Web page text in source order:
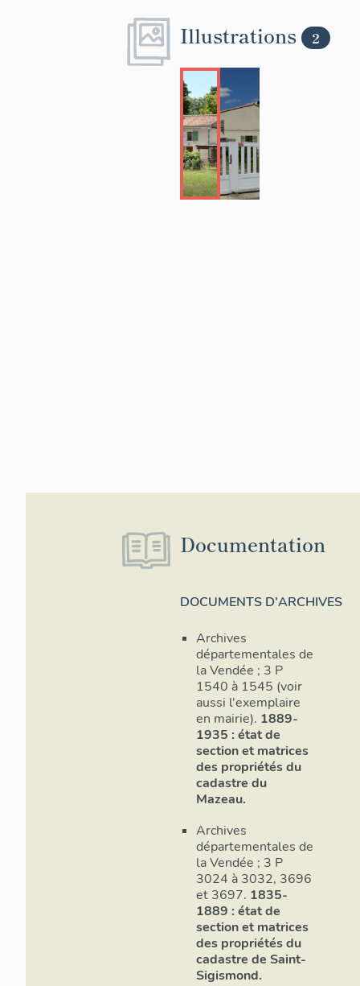
Illustrations 2
Documentation
DOCUMENTS D'ARCHIVES
Archives
départementales de
la Vendée ; 3 P
1540 à 1545 (voir
aussi l'exemplaire
en mairie). 1889-
1935 : état de
section et matrices
des propriétés du
cadastre du
Mazeau.
Archives
départementales de
la Vendée ; 3 P
3024 à 3032, 3696
et 3697. 1835-
1889 : état de
section et matrices
des propriétés du
cadastre de Saint-
Sigismond.